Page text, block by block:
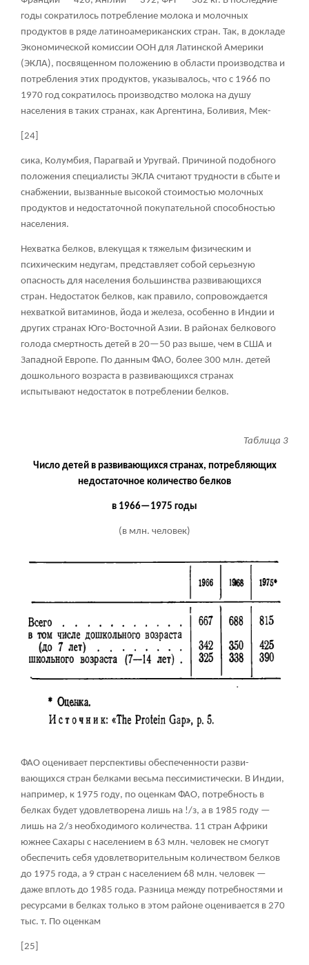
годы сократилось потребление молока и молочных
продуктов в ряде латиноамериканских стран. Так, в докладе
Экономической комиссии ООН для Латинской Америки
(ЭКЛА), посвященном положению в области производства и
потребления этих продуктов, указывалось, что с 1966 по
1970 год сократилось производство молока на душу
населения в таких странах, как Аргентина, Боливия, Мек-
[24]
сика, Колумбия, Парагвай и Уругвай. Причиной подобного
положения специалисты ЭКЛА считают трудности в сбыте и
снабжении, вызванные высокой стоимостью молочных
продуктов и недостаточной покупательной способностью
населения.
Нехватка белков, влекущая к тяжелым физическим и
психическим недугам, представляет собой серьезную
опасность для населения большинства развивающихся
стран. Недостаток белков, как правило, сопровождается
нехваткой витаминов, йода и железа, особенно в Индии и
других странах Юго-Восточной Азии. В районах белкового
голода смертность детей в 20—50 раз выше, чем в США и
Западной Европе. По данным ФАО, более 300 млн. детей
дошкольного возраста в развивающихся странах
испытывают недостаток в потреблении белков.
Таблица 3
Число детей в развивающихся странах, потребляющих
недостаточное количество белков
в 1966—1975 годы
(в млн. человек)
ФАО оценивает перспективы обеспеченности разви-
вающихся стран белками весьма пессимистически. В Индии,
например, к 1975 году, по оценкам ФАО, потребность в
белках будет удовлетворена лишь на !/з, а в 1985 году —
лишь на 2/з необходимого количества. 11 стран Африки
южнее Сахары с населением в 63 млн. человек не смогут
обеспечить себя удовлетворительным количеством белков
до 1975 года, а 9 стран с населением 68 млн. человек —
даже вплоть до 1985 года. Разница между потребностями и
ресурсами в белках только в этом районе оценивается в 270
тыс. т. По оценкам
[25]